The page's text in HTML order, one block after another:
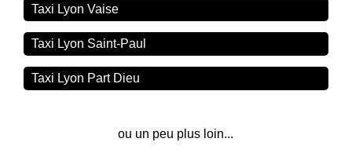
Taxi Lyon Vaise
Taxi Lyon Saint-Paul
Taxi Lyon Part Dieu
ou un peu plus loin...